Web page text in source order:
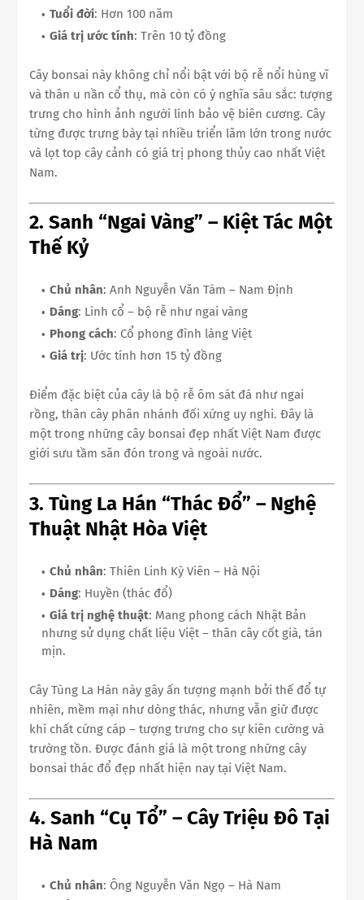
Tuổi đời: Hơn 100 năm
Giá trị ước tính: Trên 10 tỷ đồng
Cây bonsai này không chỉ nổi bật với bộ rễ nổi hùng vĩ
và thân u nần cổ thụ, mà còn có ý nghĩa sâu sắc: tượng
trưng cho hình ảnh người lính bảo vệ biên cương. Cây
từng được trưng bày tại nhiều triển lãm lớn trong nước
và lọt top cây cảnh có giá trị phong thủy cao nhất Việt
Nam.
2. Sanh “Ngai Vàng” – Kiệt Tác Một
Thế Kỷ
Chủ nhân: Anh Nguyễn Văn Tám – Nam Định
Dáng: Linh cổ – bộ rễ như ngai vàng
Phong cách: Cổ phong đình làng Việt
Giá trị: Ước tính hơn 15 tỷ đồng
Điểm đặc biệt của cây là bộ rễ ôm sát đá như ngai
rồng, thân cây phân nhánh đối xứng uy nghi. Đây là
một trong những cây bonsai đẹp nhất Việt Nam được
giới sưu tầm săn đón trong và ngoài nước.
3. Tùng La Hán “Thác Đổ” – Nghệ
Thuật Nhật Hòa Việt
Chủ nhân: Thiên Linh Kỳ Viên – Hà Nội
Dáng: Huyền (thác đổ)
Giá trị nghệ thuật: Mang phong cách Nhật Bản
nhưng sử dụng chất liệu Việt – thân cây cốt già, tán
mịn.
Cây Tùng La Hán này gây ấn tượng mạnh bởi thế đổ tự
nhiên, mềm mại như dòng thác, nhưng vẫn giữ được
khí chất cứng cáp – tượng trưng cho sự kiên cường và
trường tồn. Được đánh giá là một trong những cây
bonsai thác đổ đẹp nhất hiện nay tại Việt Nam.
4. Sanh “Cụ Tổ” – Cây Triệu Đô Tại
Hà Nam
Chủ nhân: Ông Nguyễn Văn Ngọ – Hà Nam